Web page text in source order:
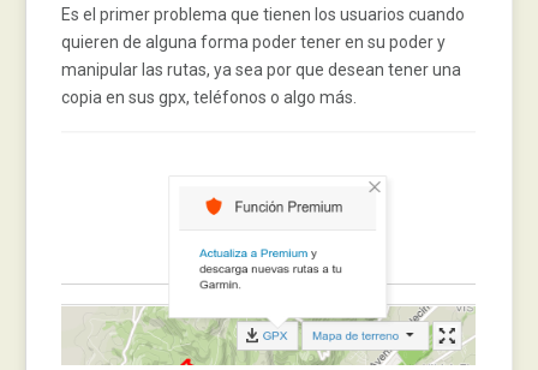
Es el primer problema que tienen los usuarios cuando
quieren de alguna forma poder tener en su poder y
manipular las rutas, ya sea por que desean tener una
copia en sus gpx, teléfonos o algo más.